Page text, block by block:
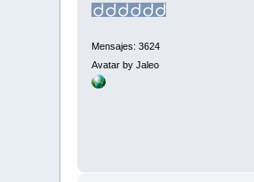
Mensajes: 3624
Avatar by Jaleo